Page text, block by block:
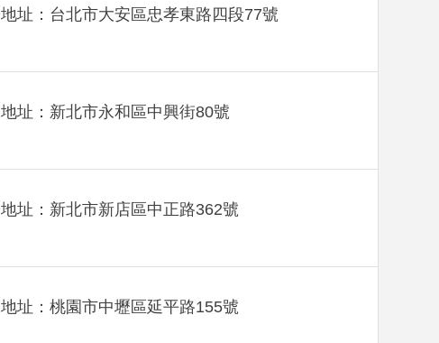
地址：台北市大安區忠孝東路四段77號
地址：新北市永和區中興街80號
地址：新北市新店區中正路362號
地址：桃園市中壢區延平路155號